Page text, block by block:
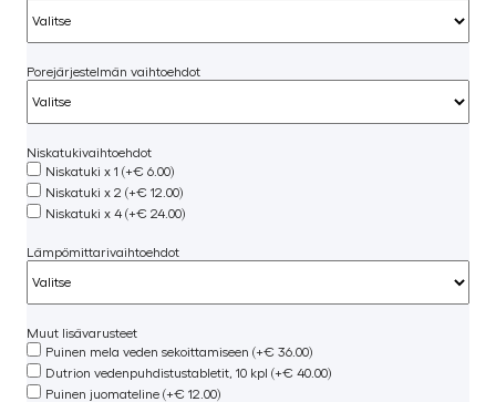
Porejärjestelmän vaihtoehdot
Niskatukivaihtoehdot
Niskatuki x 1 (+€ 6.00)
Niskatuki x 2 (+€ 12.00)
Niskatuki x 4 (+€ 24.00)
Lämpömittarivaihtoehdot
Muut lisävarusteet
Puinen mela veden sekoittamiseen (+€ 36.00)
Dutrion vedenpuhdistustabletit, 10 kpl (+€ 40.00)
Puinen juomateline (+€ 12.00)